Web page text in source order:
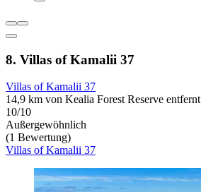
8. Villas of Kamalii 37
Villas of Kamalii 37
14,9 km von Kealia Forest Reserve entfernt
10/10
Außergewöhnlich
(1 Bewertung)
Villas of Kamalii 37